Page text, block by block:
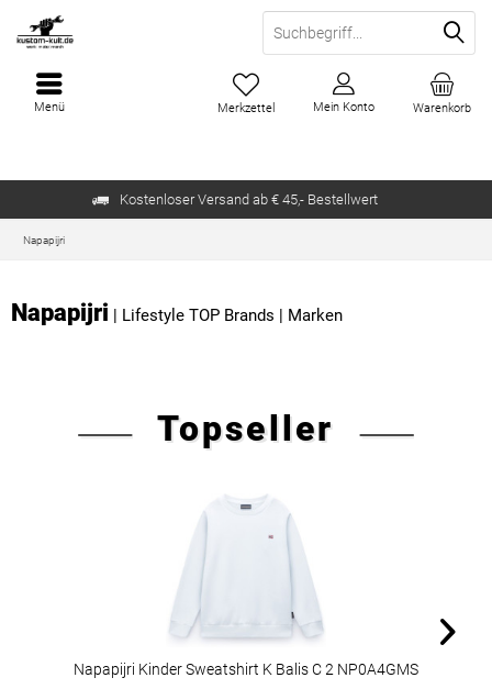
Kostenloser Versand ab € 45,- Bestellwert
Warenkorb
Merkzettel Mein Konto
Menü
Napapijri
Napapijri | Lifestyle TOP Brands | Marken
Topseller
Napapijri Kinder Sweatshirt K Balis C 2 NP0A4GMS